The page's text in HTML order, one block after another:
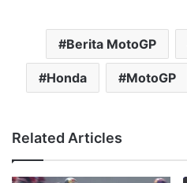
Berita MotoGP
Honda MotoGP
Related Articles